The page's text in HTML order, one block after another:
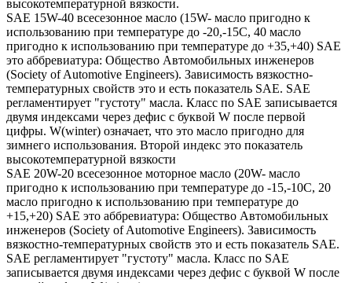
высокотемпературной вязкости.
SAE 15W-40 всесезонное масло (15W- масло пригодно к
использованию при температуре до -20,-15С, 40 масло
пригодно к использованию при температуре до +35,+40) SAE
это аббревиатура: Общество Автомобильных инженеров
(Society of Automotive Engineers). Зависимость вязкостно-
температурных свойств это и есть показатель SAE. SAE
регламентирует "густоту" масла. Класс по SAE записывается
двумя индексами через дефис с буквой W после первой
цифры. W(winter) означает, что это масло пригодно для
зимнего использования. Второй индекс это показатель
высокотемпературной вязкости
SAE 20W-20 всесезонное моторное масло (20W- масло
пригодно к использованию при температуре до -15,-10С, 20
масло пригодно к использованию при температуре до
+15,+20) SAE это аббревиатура: Общество Автомобильных
инженеров (Society of Automotive Engineers). Зависимость
вязкостно-температурных свойств это и есть показатель SAE.
SAE регламентирует "густоту" масла. Класс по SAE
записывается двумя индексами через дефис с буквой W после